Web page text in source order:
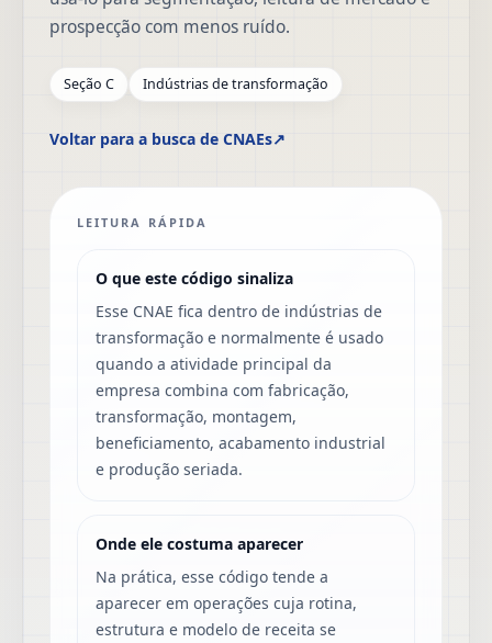
prospecção com menos ruído.
Seção C Indústrias de transformação
Voltar para a busca de CNAEs↗
LEITURA RÁPIDA
O que este código sinaliza
Esse CNAE fica dentro de indústrias de
transformação e normalmente é usado
quando a atividade principal da
empresa combina com fabricação,
transformação, montagem,
beneficiamento, acabamento industrial
e produção seriada.
Onde ele costuma aparecer
Na prática, esse código tende a
aparecer em operações cuja rotina,
estrutura e modelo de receita se